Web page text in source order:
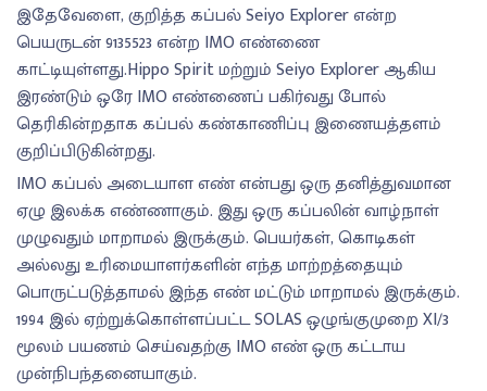
இதேவேளை, குறித்த கப்பல் Seiyo Explorer என்ற
பெயருடன் 9135523 என்ற IMO எண்ணை
காட்டியுள்ளது.Hippo Spirit மற்றும் Seiyo Explorer ஆகிய
இரண்டும் ஒரே IMO எண்ணைப் பகிர்வது போல்
தெரிகின்றதாக கப்பல் கண்காணிப்பு இணையத்தளம்
குறிப்பிடுகின்றது.
IMO கப்பல் அடையாள எண் என்பது ஒரு தனித்துவமான
ஏழு இலக்க எண்ணாகும். இது ஒரு கப்பலின் வாழ்நாள்
முழுவதும் மாறாமல் இருக்கும். பெயர்கள், கொடிகள்
அல்லது உரிமையாளர்களின் எந்த மாற்றத்தையும்
பொருட்படுத்தாமல் இந்த எண் மட்டும் மாறாமல் இருக்கும்.
1994 இல் ஏற்றுக்கொள்ளப்பட்ட SOLAS ஒழுங்குமுறை XI/3
மூலம் பயணம் செய்வதற்கு IMO எண் ஒரு கட்டாய
முன்நிபந்தனையாகும்.